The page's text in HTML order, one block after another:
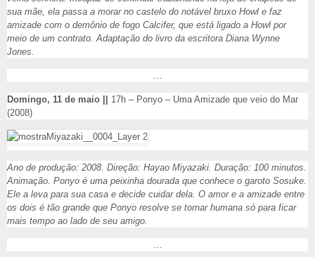
sua mãe, ela passa a morar no castelo do notável bruxo Howl e faz
amizade com o demônio de fogo Calcifer, que está ligado a Howl por
meio de um contrato. Adaptação do livro da escritora Diana Wynne
Jones.
…
Domingo, 11 de maio || 17h – Ponyo – Uma Amizade que veio do Mar
(2008)
Ano de produção: 2008. Direção: Hayao Miyazaki. Duração: 100 minutos.
Animação. Ponyo é uma peixinha dourada que conhece o garoto Sosuke.
Ele a leva para sua casa e decide cuidar dela. O amor e a amizade entre
os dois é tão grande que Ponyo resolve se tornar humana só para ficar
mais tempo ao lado de seu amigo.
…